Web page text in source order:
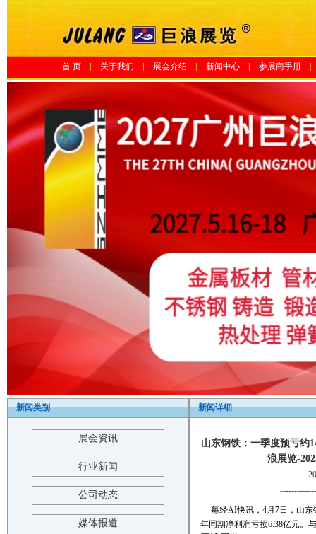
首 页 关于我们 展会介绍 新闻中心 参展商手册|
新闻类别
展会资讯
行业新闻
公司动态
媒体报道
新闻详细
山东钢铁：一季度预亏约
浪展览-
每经AI快讯，4月7日，山东
年同期净利润亏损6.38亿元。